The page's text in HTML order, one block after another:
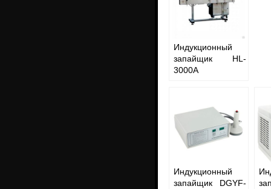
Индукционный
запайщик HL-
3000A
Индукционный
запайщик DGYF-